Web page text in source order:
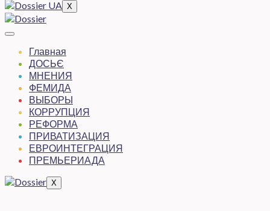
X
Главная
ДОСЬЄ
МНЕНИЯ
ФЕМИДА
ВЫБОРЫ
КОРРУПЦИЯ
РЕФОРМА
ПРИВАТИЗАЦИЯ
ЕВРОИНТЕГРАЦИЯ
ПРЕМЬЕРИАДА
X